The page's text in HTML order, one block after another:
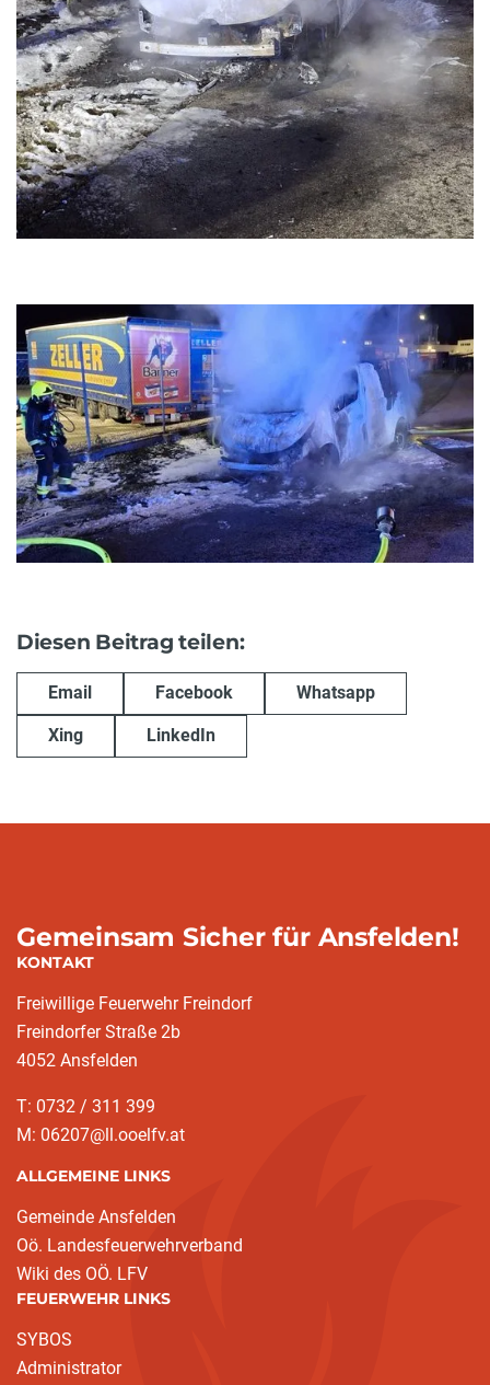
Diesen Beitrag teilen:
Email Facebook Whatsapp
Xing LinkedIn
Gemeinsam Sicher für Ansfelden!
KONTAKT
Freiwillige Feuerwehr Freindorf
Freindorfer Straße 2b
4052 Ansfelden
T: 0732 / 311 399
M: 06207@ll.ooelfv.at
ALLGEMEINE LINKS
Gemeinde Ansfelden
Oö. Landesfeuerwehrverband
Wiki des OÖ. LFV
FEUERWEHR LINKS
SYBOS
Administrator